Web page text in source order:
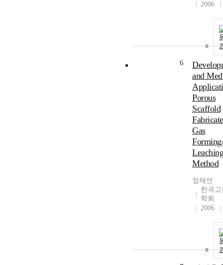
2006
6
and
Porous
Scaffold
Gas
Leaching
Method
정재언
한국
학회
2006